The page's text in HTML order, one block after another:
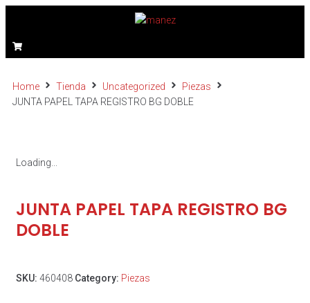
Home Tienda Uncategorized
Piezas
JUNTA PAPEL TAPA REGISTRO BG DOBLE
Loading...
JUNTA PAPEL TAPA REGISTRO BG
DOBLE
SKU: 460408 Category: Piezas